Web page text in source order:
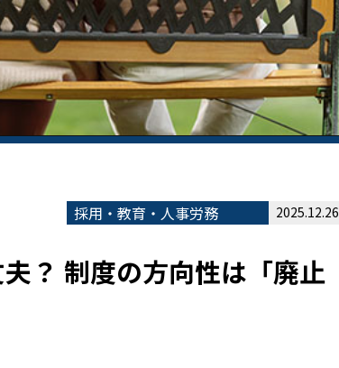
採用・教育・人事労務 2025.12.26
？ 制度の方向性は「廃止